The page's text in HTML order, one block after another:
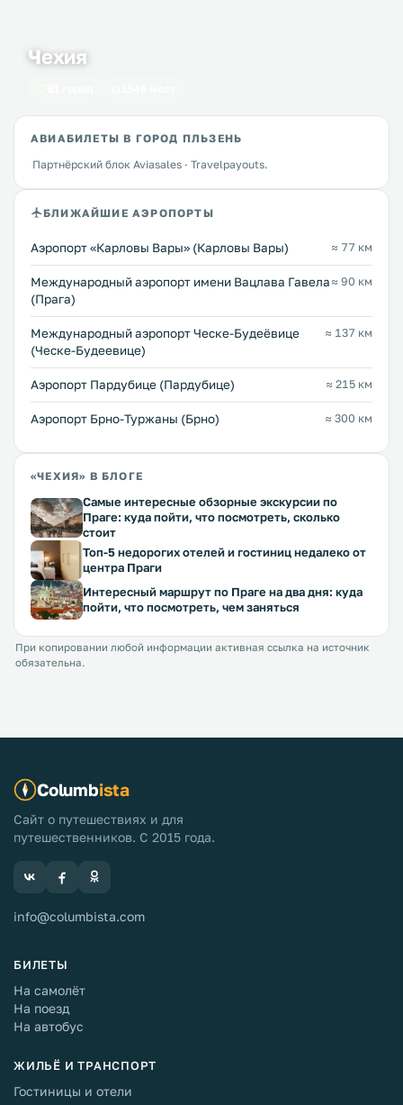
Чехия
АВИАБИЛЕТЫ В ГОРОД ПЛЬЗЕНЬ
Партнёрский блок Aviasales · Travelpayouts.
БЛИЖАЙШИЕ АЭРОПОРТЫ
Аэропорт «Карловы Вары» (Карловы Вары) ≈ 77 км
Международный аэропорт имени Вацлава Гавела
(Прага)
≈ 90 км
Международный аэропорт Ческе-Будеёвице
(Ческе-Будеевице)
≈ 137 км
Аэропорт Пардубице (Пардубице) ≈ 215 км
Аэропорт Брно-Туржаны (Брно) ≈ 300 км
«ЧЕХИЯ» В БЛОГЕ
Самые интересные обзорные экскурсии по
Праге: куда пойти, что посмотреть, сколько
стоит
Топ-5 недорогих отелей и гостиниц недалеко от
центра Праги
Интересный маршрут по Праге на два дня: куда
пойти, что посмотреть, чем заняться
При копировании любой информации активная ссылка на источник
обязательна.
Columbista
Сайт о путешествиях и для
путешественников. С 2015 года.
info@columbista.com
БИЛЕТЫ
На самолёт
На поезд
На автобус
ЖИЛЬЁ И ТРАНСПОРТ
Гостиницы и отели